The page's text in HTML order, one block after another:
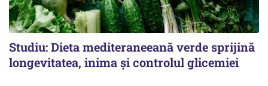
Studiu: Dieta mediteraneeană verde sprijină
longevitatea, inima și controlul glicemiei